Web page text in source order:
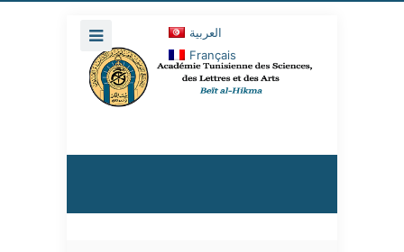
العربية
Français